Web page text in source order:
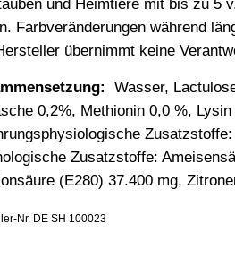
und Heimtiere mit bis zu 5
Farbveränderungen während
übernimmt keine
Wasser,
0,2%, Methionin 0,0 %,
Zusatzstoffe:
(E280) 37.400 mg,
Nr. DE SH 100023